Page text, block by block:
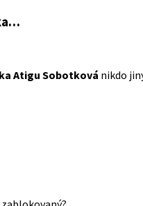
Atigu Sobotková nikdo